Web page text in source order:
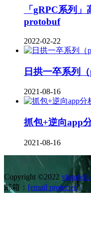
「gRPC系列
protobuf
2022-02-22
日拱一卒系列
2021-08-16
抓包+逆向app
2021-08-16
Copyright ©2022
邮箱： [email protected]